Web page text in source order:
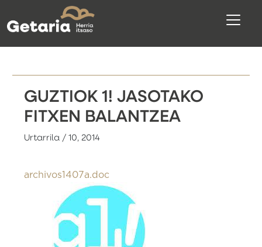
GUZTIOK 1! JASOTAKO
FITXEN BALANTZEA
Urtarrila / 10, 2014
archivos1407a.doc